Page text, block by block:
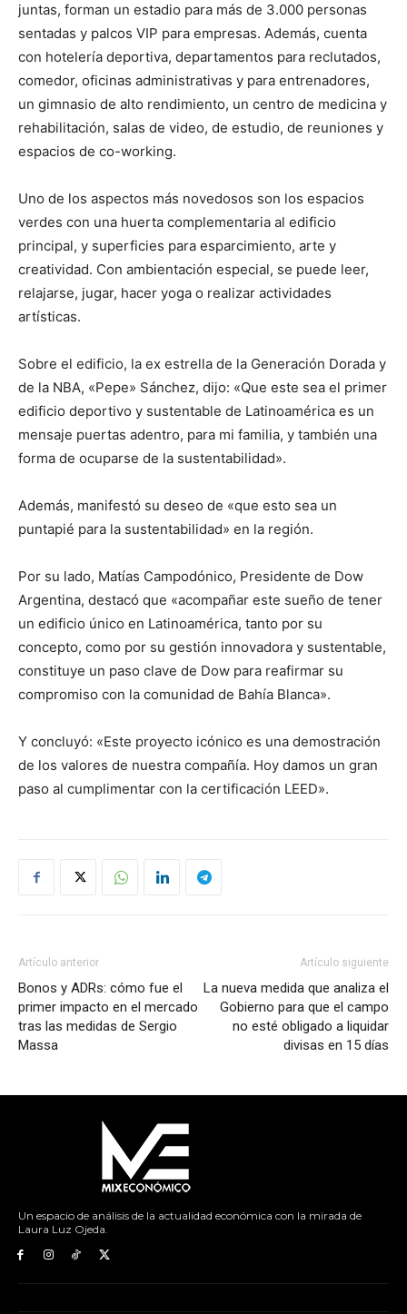
juntas, forman un estadio para más de 3.000 personas
sentadas y palcos VIP para empresas. Además, cuenta
con hotelería deportiva, departamentos para reclutados,
comedor, oficinas administrativas y para entrenadores,
un gimnasio de alto rendimiento, un centro de medicina y
rehabilitación, salas de video, de estudio, de reuniones y
espacios de co-working.
Uno de los aspectos más novedosos son los espacios
verdes con una huerta complementaria al edificio
principal, y superficies para esparcimiento, arte y
creatividad. Con ambientación especial, se puede leer,
relajarse, jugar, hacer yoga o realizar actividades
artísticas.
Sobre el edificio, la ex estrella de la Generación Dorada y
de la NBA, «Pepe» Sánchez, dijo: «Que este sea el primer
edificio deportivo y sustentable de Latinoamérica es un
mensaje puertas adentro, para mi familia, y también una
forma de ocuparse de la sustentabilidad».
Además, manifestó su deseo de «que esto sea un
puntapié para la sustentabilidad» en la región.
Por su lado, Matías Campodónico, Presidente de Dow
Argentina, destacó que «acompañar este sueño de tener
un edificio único en Latinoamérica, tanto por su
concepto, como por su gestión innovadora y sustentable,
constituye un paso clave de Dow para reafirmar su
compromiso con la comunidad de Bahía Blanca».
Y concluyó: «Este proyecto icónico es una demostración
de los valores de nuestra compañía. Hoy damos un gran
paso al cumplimentar con la certificación LEED».
Artículo anterior
Bonos y ADRs: cómo fue el
primer impacto en el mercado
tras las medidas de Sergio
Massa
Artículo siguiente
La nueva medida que analiza el
Gobierno para que el campo
no esté obligado a liquidar
divisas en 15 días
Un espacio de análisis de la actualidad económica con la mirada de
Laura Luz Ojeda.